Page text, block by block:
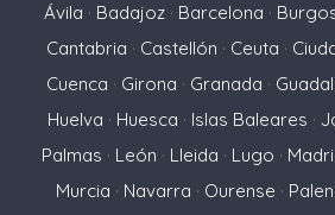
Ávila · Badajoz · Barcelona ·
Cantabria · Castellón · Ceuta ·
Cuenca · Girona · Granada ·
Huelva · Huesca · Islas Baleares ·
Palmas · León · Lleida · Lugo ·
Murcia · Navarra · Ourense ·